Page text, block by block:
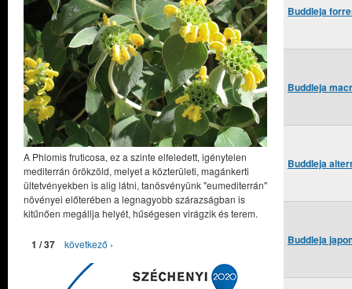
Buddleja
Buddleja
Buddleja
Buddleja
A Phlomis fruticosa, ez a szinte elfeledett, igénytelen
mediterrán örökzöld, melyet a közterületi, magánkerti
ültetvényekben is alig látni, tanösvényünk "eumediterrán"
növényei előterében a legnagyobb szárazságban is
kitűnően megállja helyét, hűségesen virágzik és terem.
1 / 37 következő ›